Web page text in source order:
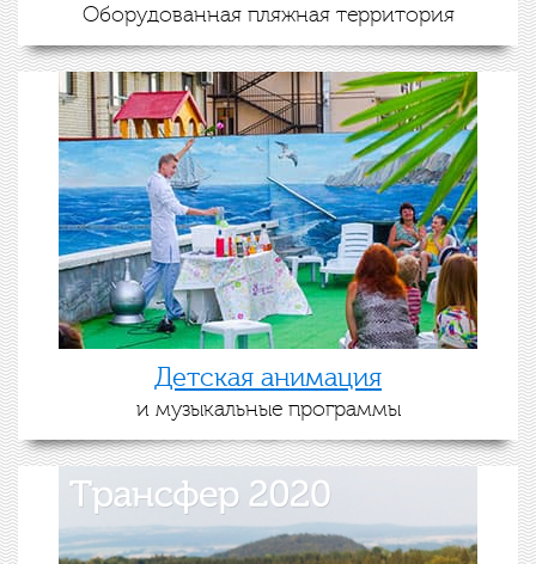
Оборудованная пляжная территория
Детская анимация
и музыкальные программы